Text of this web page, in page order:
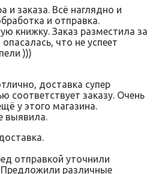
заказа. Всё наглядно и
и отправка.
книжку. Заказ разместила за
что не успеет
)))
доставка супер
соответствует заказу. Очень
у этого магазина.
выявила.
отправкой уточнили
различные